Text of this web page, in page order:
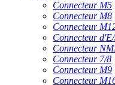
Connecteur M5
Connecteur M8
Connecteur
Connecteur
Connecteur
Connecteur 7/8
Connecteur M9
Connecteur